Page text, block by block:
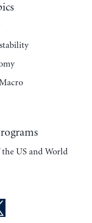
the US and World